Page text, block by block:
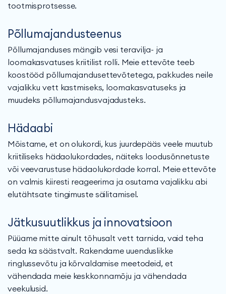
tootmisprotsesse.
Põllumajandusteenus
Põllumajanduses mängib vesi teravilja- ja
loomakasvatuses kriitilist rolli. Meie ettevõte teeb
koostööd põllumajandusettevõtetega, pakkudes neile
vajalikku vett kastmiseks, loomakasvatuseks ja
muudeks põllumajandusvajadusteks.
Hädaabi
Mõistame, et on olukordi, kus juurdepääs veele muutub
kriitiliseks hädaolukordades, näiteks loodusõnnetuste
või veevarustuse hädaolukordade korral. Meie ettevõte
on valmis kiiresti reageerima ja osutama vajalikku abi
elutähtsate tingimuste säilitamisel.
Jätkusuutlikkus ja innovatsioon
Püüame mitte ainult tõhusalt vett tarnida, vaid teha
seda ka säästvalt. Rakendame uuenduslikke
ringlussevõtu ja kõrvaldamise meetodeid, et
vähendada meie keskkonnamõju ja vähendada
veekulusid.